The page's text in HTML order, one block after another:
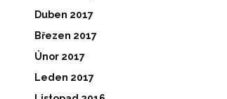
Duben 2017
Březen 2017
Únor 2017
Leden 2017